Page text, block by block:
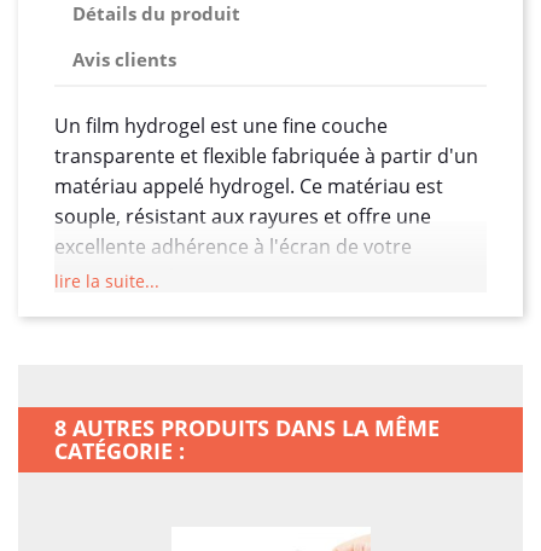
Détails du produit
Avis clients
Un film hydrogel est une fine couche
transparente et flexible fabriquée à partir d'un
matériau appelé hydrogel. Ce matériau est
souple, résistant aux rayures et offre une
excellente adhérence à l'écran de votre
Samsung Galaxy S25
Protection contre les rayures :Le film
quotidiennes, les éraflures et les marques
de doigts.
lire la suite...
8 AUTRES PRODUITS DANS LA MÊME
CATÉGORIE :